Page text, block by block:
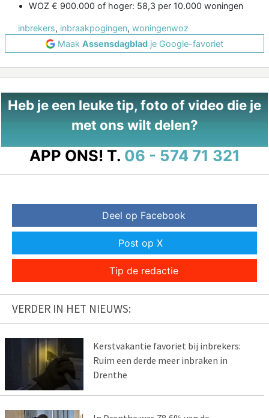
WOZ € 900.000 of hoger: 58,3 per 10.000 woningen
inbrekers, inbraakpogingen, woningenwoz
Maak Assensdagblad je Google-favoriet
Heb je een leuke tip, foto of video die je
met ons wilt delen?
APP ONS! T. 06 - 574 71 321
Deel op Facebook
Post op X
Tip de redactie
VERDER IN HET NIEUWS:
Kerstvakantie favoriet bij inbrekers:
Ruim een derde meer inbraken in
Drenthe